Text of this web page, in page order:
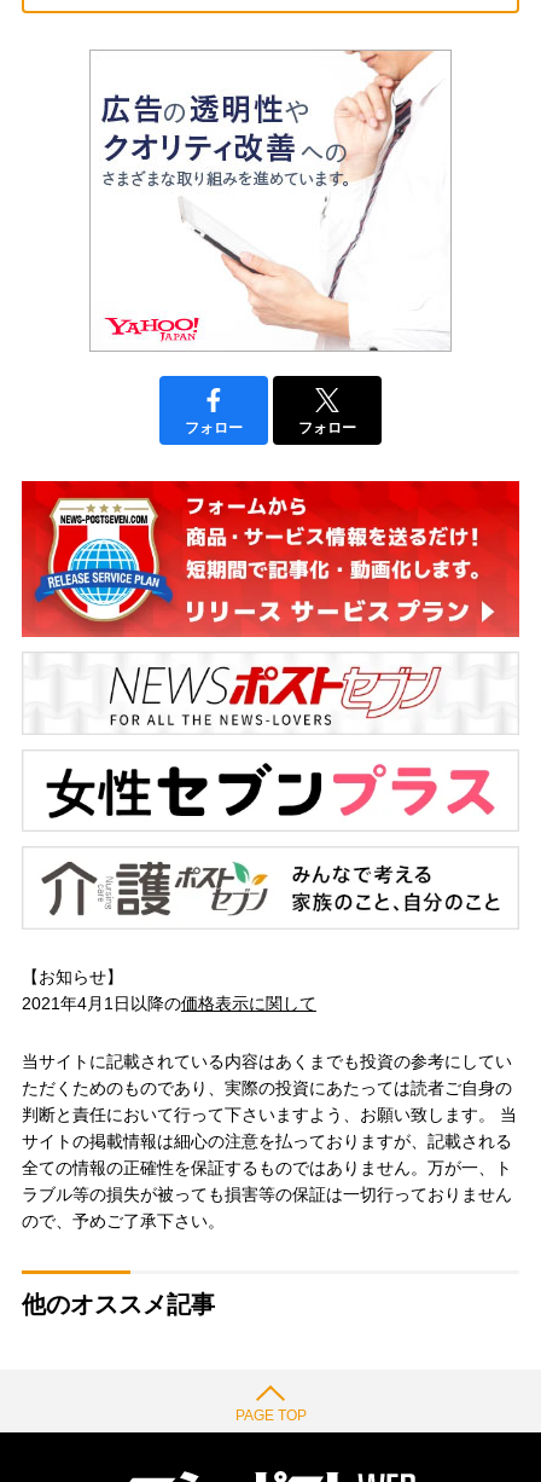
フォロー フォロー
【お知らせ】
2021年4月1日以降の価格表示に関して
当サイトに記載されている内容はあくまでも投資の参考にしてい
ただくためのものであり、実際の投資にあたっては読者ご自身の
判断と責任において行って下さいますよう、お願い致します。 当
サイトの掲載情報は細心の注意を払っておりますが、記載される
全ての情報の正確性を保証するものではありません。万が一、ト
ラブル等の損失が被っても損害等の保証は一切行っておりません
ので、予めご了承下さい。
他のオススメ記事
PAGE TOP